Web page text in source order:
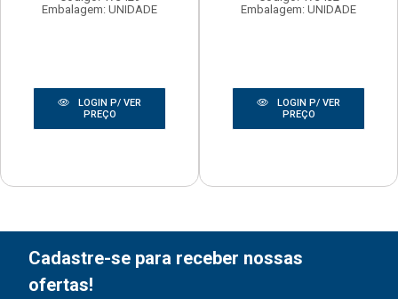
Embalagem: UNIDADE
LOGIN P/ VER
PREÇO
Embalagem: UNIDADE
LOGIN P/ VER
PREÇO
Cadastre-se para receber nossas
ofertas!